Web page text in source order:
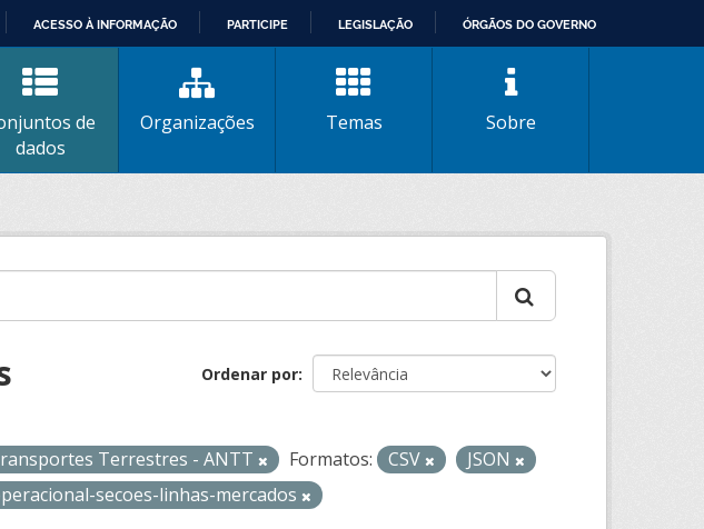
ACESSO À INFORMAÇÃO PARTICIPE LEGISLAÇÃO ÓRGÃOS DO GOVERNO
de
dados
Organizações Temas Sobre
Ordenar por
Terrestres - ANTT Formatos: CSV
JSON
secoes-linhas-mercados